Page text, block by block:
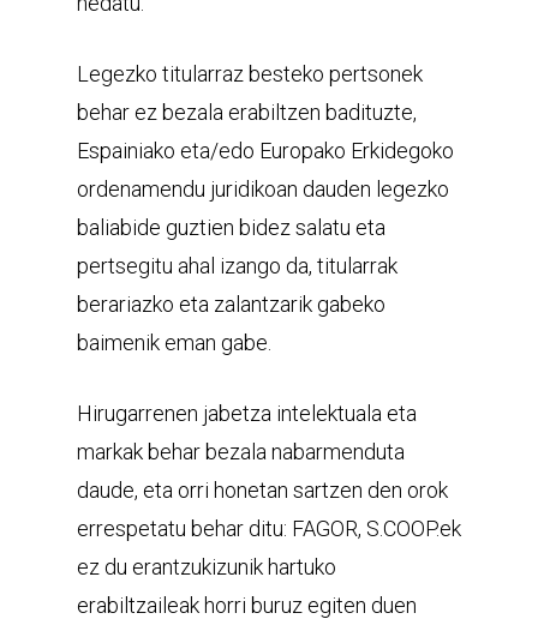
Legezko titularraz besteko pertsonek
behar ez bezala erabiltzen badituzte,
Espainiako eta/edo Europako Erkidegoko
ordenamendu juridikoan dauden legezko
baliabide guztien bidez salatu eta
pertsegitu ahal izango da, titularrak
berariazko eta zalantzarik gabeko
baimenik eman gabe.
Hirugarrenen jabetza intelektuala eta
markak behar bezala nabarmenduta
daude, eta orri honetan sartzen den orok
errespetatu behar ditu: FAGOR, S.COOP.ek
ez du erantzukizunik hartuko
erabiltzaileak horri buruz egiten duen